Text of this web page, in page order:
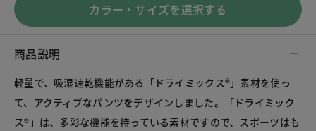
カラー・サイズを選択する
商品説明
軽量で、吸湿速乾機能がある「ドライミックス®」素材を使っ
て、アクティブなパンツをデザインしました。「ドライミック
ス®」は、多彩な機能を持っている素材ですので、スポーツはも